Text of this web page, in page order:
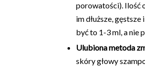
porowatości). Ilość
im dłuższe,
być to 1-3 ml, a nie
Ulubiona metoda
skóry głowy